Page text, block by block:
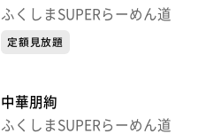
ふくしまSUPERらーめん道
定額見放題
中華朋絢
ふくしまSUPERらーめん道